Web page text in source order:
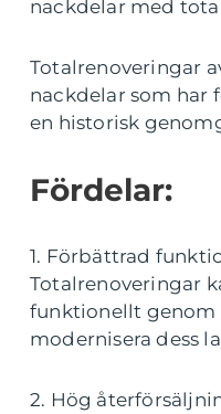
nackdelar med
Totalrenoveringar
nackdelar som har
en historisk
Fördelar:
1. Förbättrad
Totalrenoveringar
funktionellt genom
modernisera dess
2. Hög